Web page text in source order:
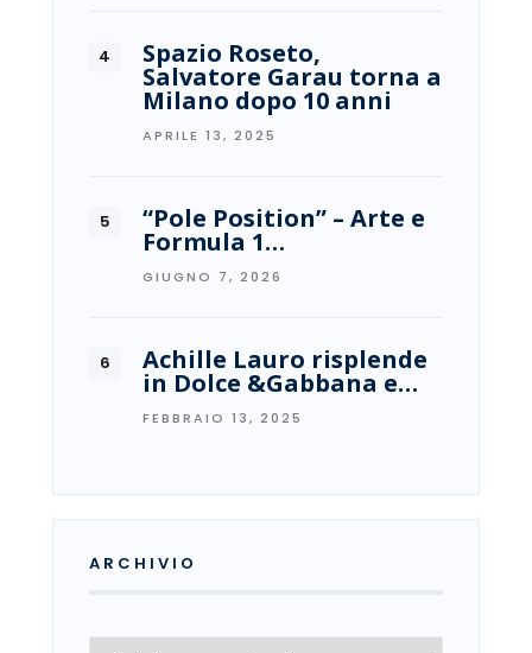
Spazio Roseto,
Salvatore Garau torna a
Milano dopo 10 anni
APRILE 13, 2025
“Pole Position” – Arte e
Formula 1…
GIUGNO 7, 2026
Achille Lauro risplende
in Dolce &Gabbana e…
FEBBRAIO 13, 2025
ARCHIVIO
Archivio